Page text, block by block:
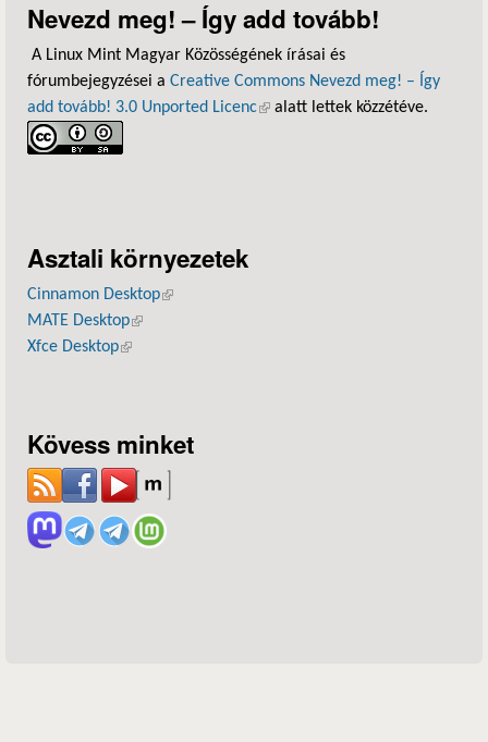
Nevezd meg! – Így add tovább!
A Linux Mint Magyar Közösségének írásai és
fórumbejegyzései a Creative Commons Nevezd meg! – Így
add tovább! 3.0 Unported Licenc(külső hivatkozás)
alatt lettek közzétéve.
Asztali környezetek
Cinnamon Desktop(külső hivatkozás)
MATE Desktop(külső hivatkozás)
Xfce Desktop(külső hivatkozás)
Kövess minket